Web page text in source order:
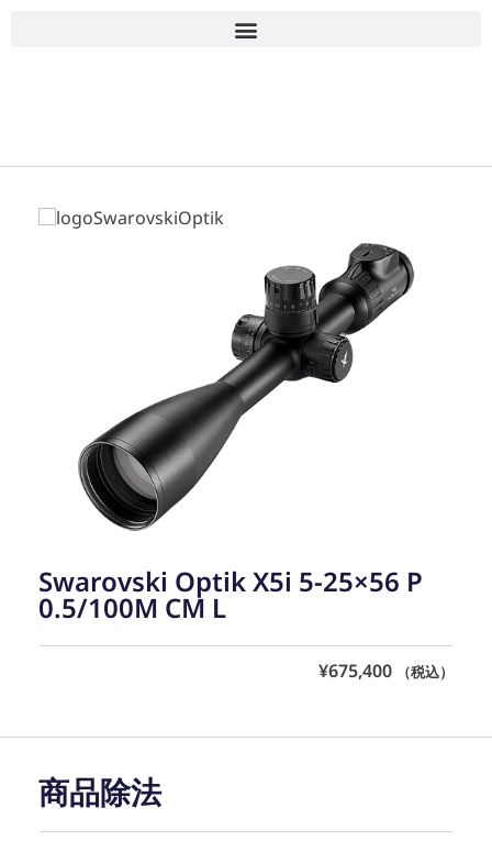
Swarovski Optik X5i 5-25×56 P
0.5/100M CM L
¥675,400 （税込）
商品除法